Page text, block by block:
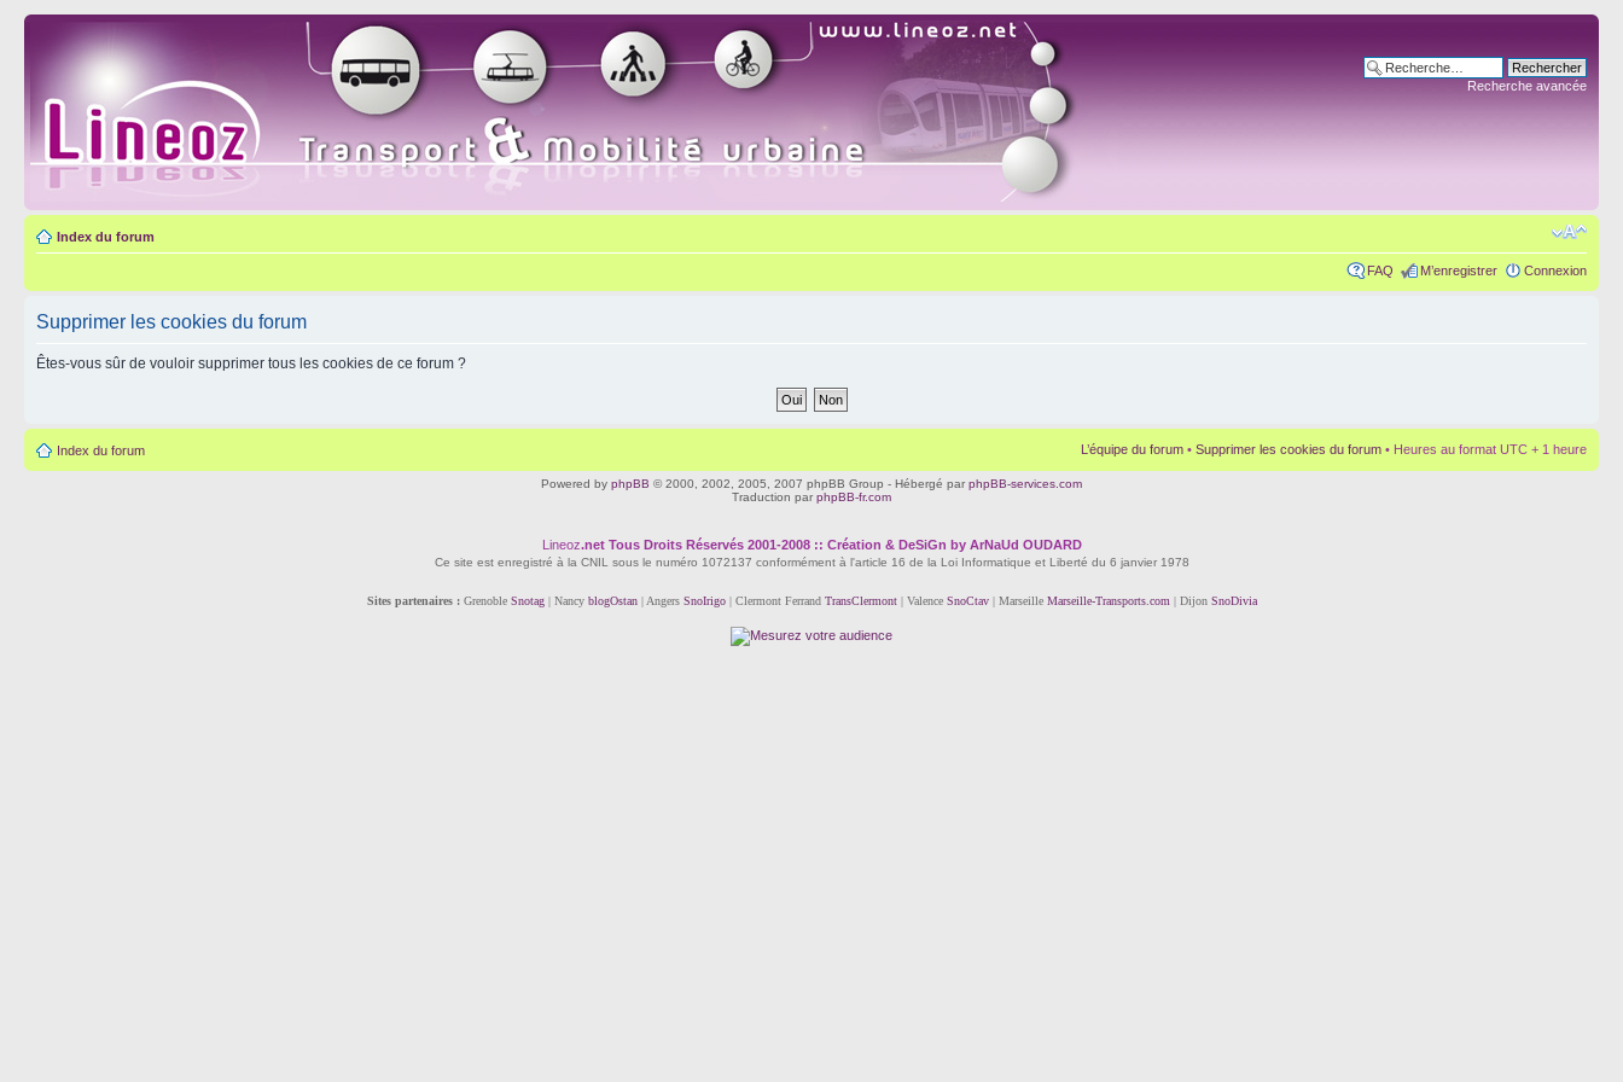
Recherche avancée
Index du forum
FAQ M’enregistrer Connexion
Supprimer les cookies du forum
Êtes-vous sûr de vouloir supprimer tous les cookies de ce forum ?
Index du forum L’équipe du forum • Supprimer les cookies du forum • Heures au format UTC + 1 heure
Powered by phpBB © 2000, 2002, 2005, 2007 phpBB Group - Hébergé par phpBB-services.com
Traduction par phpBB-fr.com
Lineoz.netTous Droits Réservés 2001-2008 :: Création & DeSiGn by ArNaUd OUDARD
Ce site est enregistré à la CNIL sous le numéro 1072137 conformément à l'article 16 de la Loi Informatique et Liberté du 6 janvier 1978
Sites partenaires :Grenoble Snotag| Nancy blogOstan| Angers SnoIrigo| Clermont Ferrand TransClermont| Valence SnoCtav| Marseille Marseille-Transports.com | Dijon SnoDivia